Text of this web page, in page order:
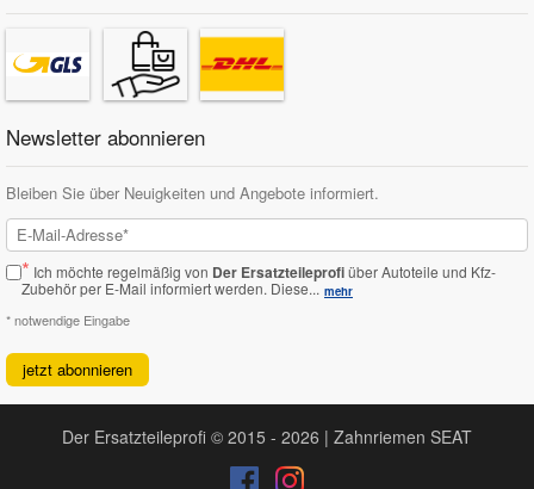
Newsletter abonnieren
Bleiben Sie über Neuigkeiten und Angebote informiert.
* Ich möchte regelmäßig von Der Ersatzteileprofiüber Autoteile und Kfz-
Zubehör per E-Mail informiert werden. Diese... mehr
* notwendige Eingabe
jetzt abonnieren
Der Ersatzteileprofi © 2015 - 2026 | Zahnriemen SEAT